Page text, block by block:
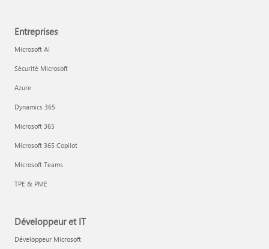
Entreprises
Microsoft AI
Sécurité Microsoft
Azure
Dynamics 365
Microsoft 365
Microsoft 365 Copilot
Microsoft Teams
TPE & PME
Développeur et IT
Développeur Microsoft